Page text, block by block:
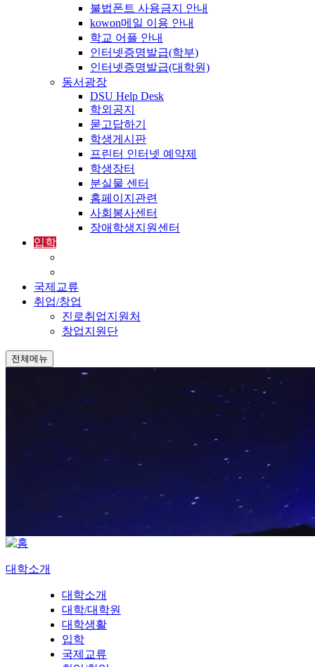
불법폰트 사용금지 안내
kowon메일 이용 안내
학교 어플 안내
인터넷증명발급(학부)
인터넷증명발급(대학원)
동서광장
DSU Help Desk
학외공지
묻고답하기
학생게시판
프린터 인터넷 예약제
학생장터
분실물 센터
홈페이지관련
사회봉사센터
장애학생지원센터
입학
국제교류
취업/창업
진로취업지원처
창업지원단
전체메뉴
대학소개
대학소개
대학/대학원
대학생활
입학
국제교류